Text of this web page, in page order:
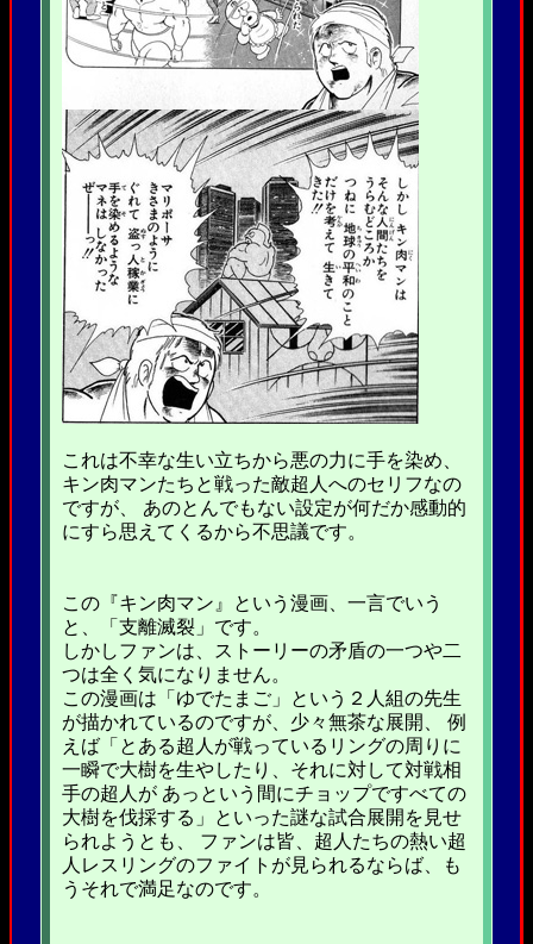
これは不幸な生い立ちから悪の力に手を染め、
キン肉マンたちと戦った敵超人へのセリフなの
ですが、 あのとんでもない設定が何だか感動的
にすら思えてくるから不思議です。
この『キン肉マン』という漫画、一言でいう
と、「支離滅裂」です。
しかしファンは、ストーリーの矛盾の一つや二
つは全く気になりません。
この漫画は「ゆでたまご」という２人組の先生
が描かれているのですが、少々無茶な展開、 例
えば「とある超人が戦っているリングの周りに
一瞬で大樹を生やしたり、それに対して対戦相
手の超人が あっという間にチョップですべての
大樹を伐採する」といった謎な試合展開を見せ
られようとも、 ファンは皆、超人たちの熱い超
人レスリングのファイトが見られるならば、も
うそれで満足なのです。